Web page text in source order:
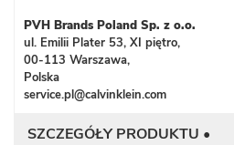
PVH Brands Poland Sp. z o.o.
ul. Emilii Plater 53, XI piętro,
00-113 Warszawa,
Polska
service.pl@calvinklein.com
SZCZEGÓŁY PRODUKTU •